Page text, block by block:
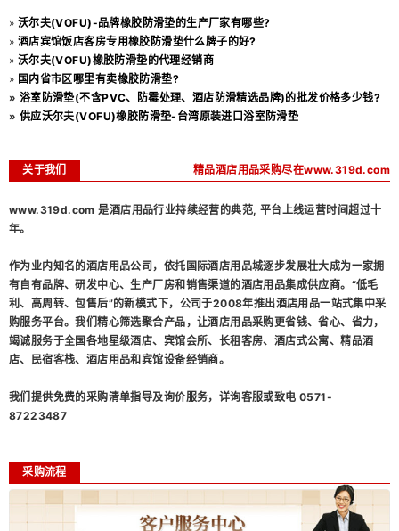
» 沃尔夫(VOFU)-品牌橡胶防滑垫的生产厂家有哪些?
» 酒店宾馆饭店客房专用橡胶防滑垫什么牌子的好?
» 沃尔夫(VOFU)橡胶防滑垫的代理经销商
» 国内省市区哪里有卖橡胶防滑垫?
» 浴室防滑垫(不含PVC、防霉处理、酒店防滑精选品牌)的批发价格多少钱?
» 供应沃尔夫(VOFU)橡胶防滑垫-台湾原装进口浴室防滑垫
关于我们 精品酒店用品采购尽在www.319d.com
www.319d.com 是酒店用品行业持续经营的典范, 平台上线运营时间超过十
年。
作为业内知名的酒店用品公司，依托国际酒店用品城逐步发展壮大成为一家拥
有自有品牌、研发中心、生产厂房和销售渠道的酒店用品集成供应商。“低毛
利、高周转、包售后”的新模式下，公司于2008年推出酒店用品一站式集中采
购服务平台。我们精心筛选聚合产品，让酒店用品采购更省钱、省心、省力，
竭诚服务于全国各地星级酒店、宾馆会所、长租客房、酒店式公寓、精品酒
店、民宿客栈、酒店用品和宾馆设备经销商。
我们提供免费的采购清单指导及询价服务，详询客服或致电 0571-
87223487
采购流程